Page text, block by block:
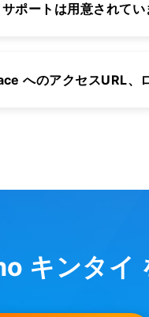
ポートは用意されてい
へのアクセスURL、
キンタイ